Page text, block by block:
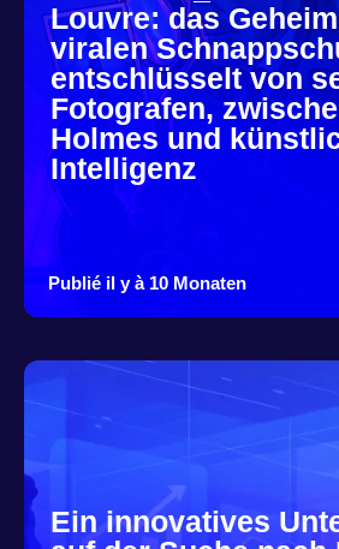
Louvre: das
viralen
entschlüsselt von
Fotografen,
Holmes und
Intelligenz
Publié il y à 10 Monaten
Ein innovatives